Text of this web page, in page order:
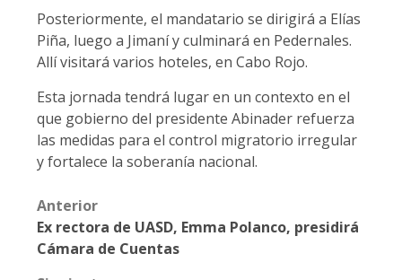
Posteriormente, el mandatario se dirigirá a Elías
Piña, luego a Jimaní y culminará en Pedernales.
Allí visitará varios hoteles, en Cabo Rojo.
Esta jornada tendrá lugar en un contexto en el
que gobierno del presidente Abinader refuerza
las medidas para el control migratorio irregular
y fortalece la soberanía nacional.
Post
navigation
Anterior
Ex rectora de UASD, Emma Polanco, presidirá
Cámara de Cuentas